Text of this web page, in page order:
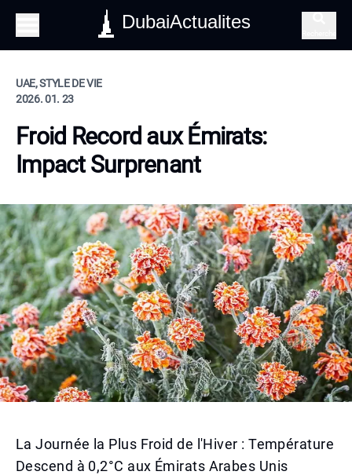
DubaiActualites
UAE, STYLE DE VIE
2026. 01. 23
Froid Record aux Émirats:
Impact Surprenant
La Journée la Plus Froid de l'Hiver : Température
Descend à 0,2°C aux Émirats Arabes Unis